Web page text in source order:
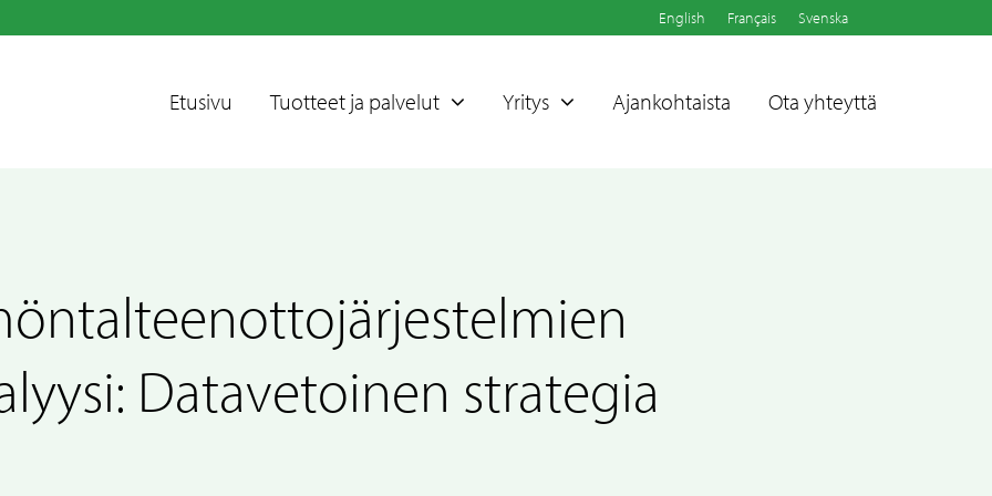
English Français Svenska
Etusivu Tuotteet ja palvelut Yritys Ajankohtaista Ota yhteyttä
Datavetoinen strategia